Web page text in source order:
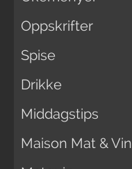
Oppskrifter
Spise
Drikke
Middagstips
Maison Mat & Vin